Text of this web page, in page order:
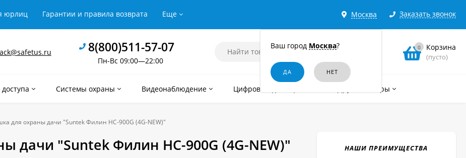
Москва
Ваш город Москва?
Заказать звонок
юрлиц Гарантии и правила возврата Еще
8(800)511-57-07
Пн-Вс 09:00—22:00
0 Корзина
(пусто)
Системы охраны Видеонаблюдение Цифровые диктофоны Другие товары
для охраны дачи "Suntek Филин HC-900G (4G-NEW)"
дачи "Suntek Филин HC-900G (4G-NEW)" НАШИ ПРЕИМУЩЕСТВА